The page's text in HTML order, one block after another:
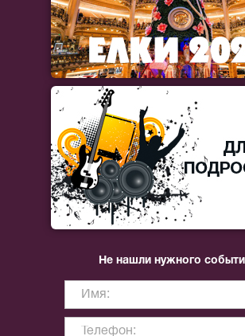
Не нашли нужного